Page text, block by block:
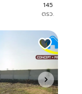
145
ตรว.